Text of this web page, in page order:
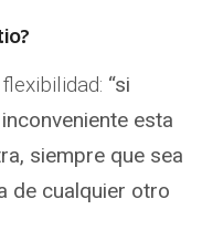
“si
esta
siempre que sea
de cualquier otro